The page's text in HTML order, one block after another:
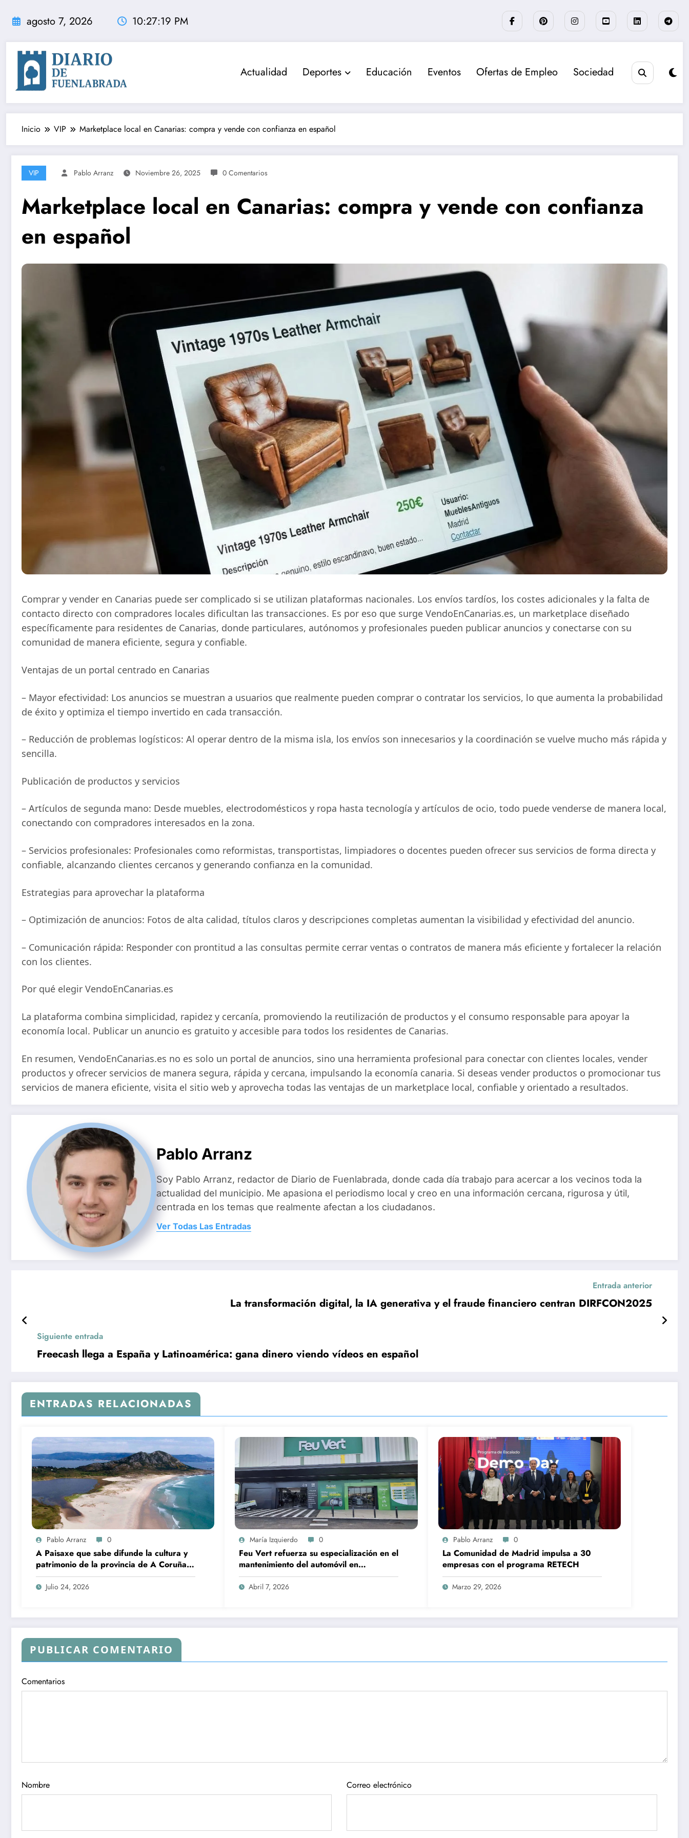
agosto 7, 2026 10:27:20 PM
Actualidad Deportes Educación Eventos Ofertas de Empleo Sociedad
Inicio VIP Marketplace local en Canarias: compra y vende con confianza en español
VIP Pablo Arranz Noviembre 26, 2025 0 Comentarios
Marketplace local en Canarias: compra y vende con confianza
en español
Comprar y vender en Canarias puede ser complicado si se utilizan plataformas nacionales. Los envíos tardíos, los costes adicionales y la falta de
contacto directo con compradores locales dificultan las transacciones. Es por eso que surge VendoEnCanarias.es, un marketplace diseñado
específicamente para residentes de Canarias, donde particulares, autónomos y profesionales pueden publicar anuncios y conectarse con su
comunidad de manera eficiente, segura y confiable.
Ventajas de un portal centrado en Canarias
– Mayor efectividad: Los anuncios se muestran a usuarios que realmente pueden comprar o contratar los servicios, lo que aumenta la probabilidad
de éxito y optimiza el tiempo invertido en cada transacción.
– Reducción de problemas logísticos: Al operar dentro de la misma isla, los envíos son innecesarios y la coordinación se vuelve mucho más rápida y
sencilla.
Publicación de productos y servicios
– Artículos de segunda mano: Desde muebles, electrodomésticos y ropa hasta tecnología y artículos de ocio, todo puede venderse de manera local,
conectando con compradores interesados en la zona.
– Servicios profesionales: Profesionales como reformistas, transportistas, limpiadores o docentes pueden ofrecer sus servicios de forma directa y
confiable, alcanzando clientes cercanos y generando confianza en la comunidad.
Estrategias para aprovechar la plataforma
– Optimización de anuncios: Fotos de alta calidad, títulos claros y descripciones completas aumentan la visibilidad y efectividad del anuncio.
– Comunicación rápida: Responder con prontitud a las consultas permite cerrar ventas o contratos de manera más eficiente y fortalecer la relación
con los clientes.
Por qué elegir VendoEnCanarias.es
La plataforma combina simplicidad, rapidez y cercanía, promoviendo la reutilización de productos y el consumo responsable para apoyar la
economía local. Publicar un anuncio es gratuito y accesible para todos los residentes de Canarias.
En resumen, VendoEnCanarias.es no es solo un portal de anuncios, sino una herramienta profesional para conectar con clientes locales, vender
productos y ofrecer servicios de manera segura, rápida y cercana, impulsando la economía canaria. Si deseas vender productos o promocionar tus
servicios de manera eficiente, visita el sitio web y aprovecha todas las ventajas de un marketplace local, confiable y orientado a resultados.
Pablo Arranz
Soy Pablo Arranz, redactor de Diario de Fuenlabrada, donde cada día trabajo para acercar a los vecinos toda la
actualidad del municipio. Me apasiona el periodismo local y creo en una información cercana, rigurosa y útil,
centrada en los temas que realmente afectan a los ciudadanos.
Ver Todas Las Entradas
Entrada anterior
La transformación digital, la IA generativa y el fraude financiero centran DIRFCON2025
Siguiente entrada
Freecash llega a España y Latinoamérica: gana dinero viendo vídeos en español
ENTRADAS RELACIONADAS
Pablo Arranz 0
A Paisaxe que sabe difunde la cultura y
patrimonio de la provincia de A Coruña a
través de su gastronomía
Julio 24, 2026
María Izquierdo 0
Feu Vert refuerza su especialización en el
mantenimiento del automóvil en
Fuenlabrada con servicios de taller y
mecánica avanzada
Abril 7, 2026
Pablo Arranz 0
La Comunidad de Madrid impulsa a 30
empresas con el programa RETECH
Marzo 29, 2026
PUBLICAR COMENTARIO
Comentarios
Nombre Correo electrónico